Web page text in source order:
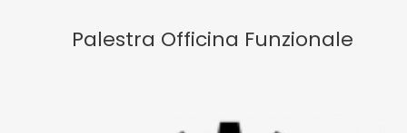
Palestra Officina Funzionale